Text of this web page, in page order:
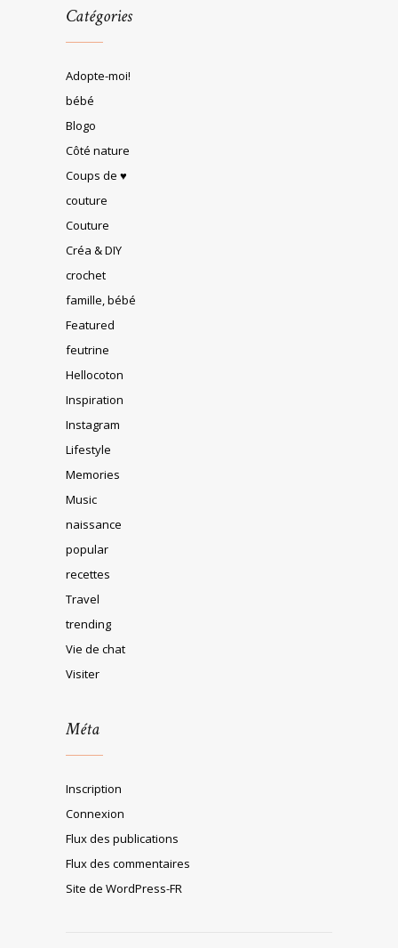
Catégories
Adopte-moi!
bébé
Blogo
Côté nature
Coups de ♥
couture
Couture
Créa & DIY
crochet
famille, bébé
Featured
feutrine
Hellocoton
Inspiration
Instagram
Lifestyle
Memories
Music
naissance
popular
recettes
Travel
trending
Vie de chat
Visiter
Méta
Inscription
Connexion
Flux des publications
Flux des commentaires
Site de WordPress-FR